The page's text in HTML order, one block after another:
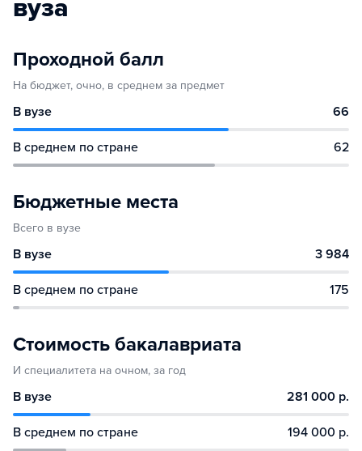
вуза
Проходной балл
На бюджет, очно, в среднем за предмет
В вузе 66
В среднем по стране 62
Бюджетные места
Всего в вузе
В вузе 3 984
В среднем по стране 175
Стоимость бакалавриата
И специалитета на очном, за год
В вузе 281 000 р.
В среднем по стране 194 000 р.